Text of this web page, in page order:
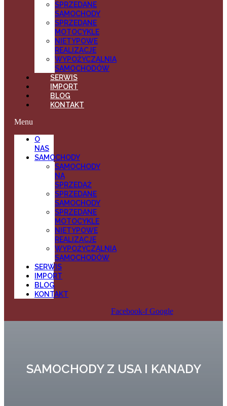
SPRZEDANE
SAMOCHODY
SPRZEDANE
MOTOCYKLE
NIETYPOWE
REALIZACJE
WYPOŻYCZALNIA
SAMOCHODÓW
SERWIS
IMPORT
BLOG
KONTAKT
Menu
O
NAS
SAMOCHODY
SAMOCHODY
NA
SPRZEDAŻ
SPRZEDANE
SAMOCHODY
SPRZEDANE
MOTOCYKLE
NIETYPOWE
REALIZACJE
WYPOŻYCZALNIA
SAMOCHODÓW
SERWIS
IMPORT
BLOG
KONTAKT
Facebook-f Google
SAMOCHODY Z USA I KANADY